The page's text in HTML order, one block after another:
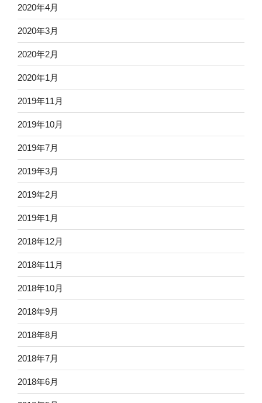
2020年4月
2020年3月
2020年2月
2020年1月
2019年11月
2019年10月
2019年7月
2019年3月
2019年2月
2019年1月
2018年12月
2018年11月
2018年10月
2018年9月
2018年8月
2018年7月
2018年6月